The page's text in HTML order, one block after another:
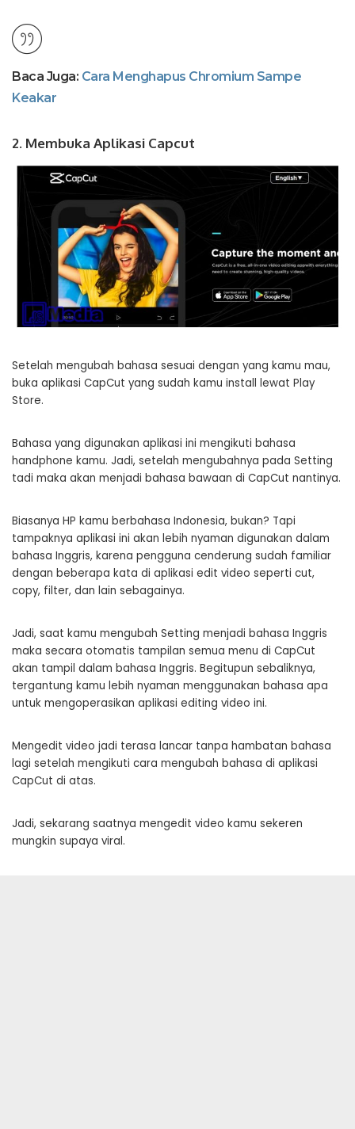
Baca Juga: Cara Menghapus Chromium Sampe
Keakar
2. Membuka Aplikasi Capcut
Setelah mengubah bahasa sesuai dengan yang kamu mau,
buka aplikasi CapCut yang sudah kamu install lewat Play
Store.
Bahasa yang digunakan aplikasi ini mengikuti bahasa
handphone kamu. Jadi, setelah mengubahnya pada Setting
tadi maka akan menjadi bahasa bawaan di CapCut nantinya.
Biasanya HP kamu berbahasa Indonesia, bukan? Tapi
tampaknya aplikasi ini akan lebih nyaman digunakan dalam
bahasa Inggris, karena pengguna cenderung sudah familiar
dengan beberapa kata di aplikasi edit video seperti cut,
copy, filter, dan lain sebagainya.
Jadi, saat kamu mengubah Setting menjadi bahasa Inggris
maka secara otomatis tampilan semua menu di CapCut
akan tampil dalam bahasa Inggris. Begitupun sebaliknya,
tergantung kamu lebih nyaman menggunakan bahasa apa
untuk mengoperasikan aplikasi editing video ini.
Mengedit video jadi terasa lancar tanpa hambatan bahasa
lagi setelah mengikuti cara mengubah bahasa di aplikasi
CapCut di atas.
Jadi, sekarang saatnya mengedit video kamu sekeren
mungkin supaya viral.